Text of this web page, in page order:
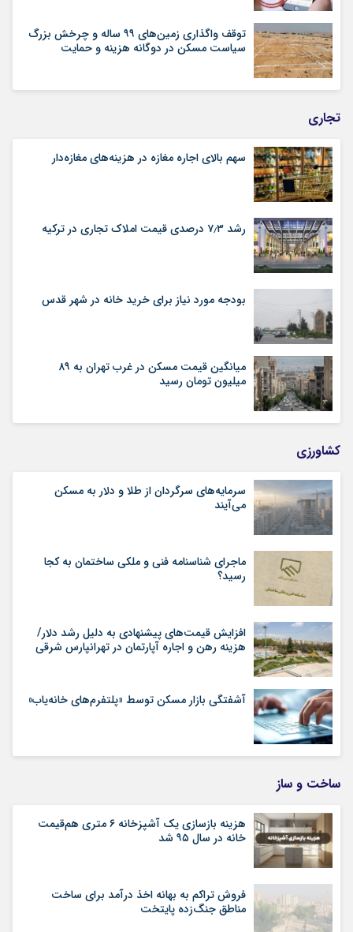
توقف واگذاری زمین‌های ۹۹ ساله و چرخش بزرگ
سیاست مسکن در دوگانه هزینه و حمایت
تجاری
سهم بالای اجاره‌‌ مغازه در هزینه‌‌های مغازه‌‌دار
رشد ۷٫۳ درصدی قیمت‌ املاک تجاری در ترکیه
بودجه مورد نیاز برای خرید خانه در شهر قدس
میانگین قیمت مسکن در غرب تهران به ۸۹
میلیون تومان رسید
کشاورزی
سرمایه‌های سرگردان از طلا و دلار به مسکن
می‌آیند
ماجرای شناسنامه‌ فنی و ملکی ساختمان به کجا
رسید؟
افزایش قیمت‌های پیشنهادی به دلیل رشد دلار/
هزینه رهن و اجاره آپارتمان در تهرانپارس شرقی
آشفتگی بازار مسکن توسط «پلتفرم‌های خانه‌یاب»
ساخت و ساز
هزینه بازسازی یک آشپزخانه ۶ متری هم‌قیمت
خانه در سال ۹۵ شد
فروش تراکم به بهانه اخذ درآمد برای ساخت
مناطق جنگ‌زده پایتخت